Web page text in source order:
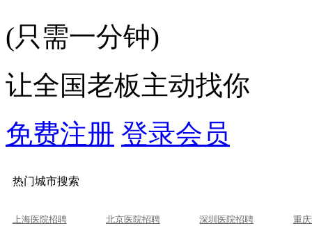
(只需一分钟)
让全国老板主动找你
免费注册 登录会员
热门城市搜索
上海医院招聘 北京医院招聘 深圳医院招聘
重